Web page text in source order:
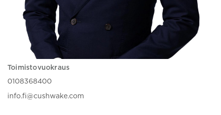
Toimistovuokraus
0108368400
info.fi@cushwake.com